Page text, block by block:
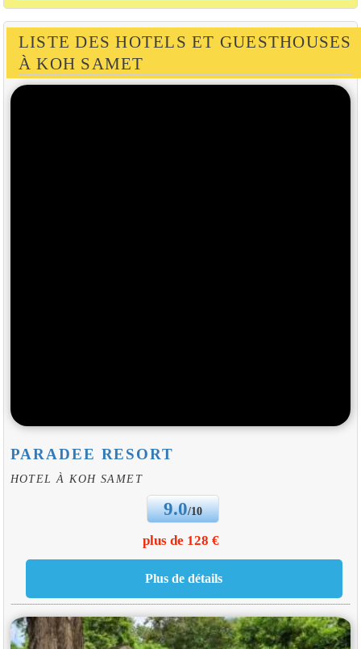
LISTE DES HOTELS ET GUESTHOUSES
À KOH SAMET
PARADEE RESORT
HOTEL À KOH SAMET
9.0/10
plus de 128 €